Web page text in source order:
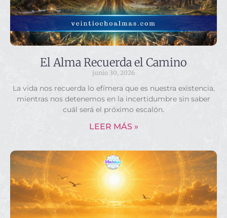
El Alma Recuerda el Camino
junio 30, 2026
La vida nos recuerda lo efímera que es nuestra existencia,
mientras nos detenemos en la incertidumbre sin saber
cuál será el próximo escalón.
LEER MÁS »